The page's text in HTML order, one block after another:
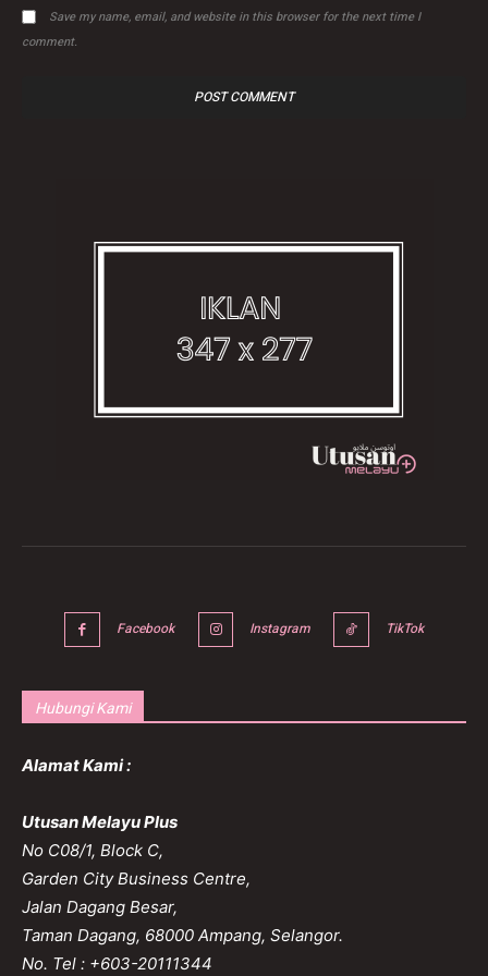
Save my name, email, and website in this browser for the next time I
comment.
Facebook Instagram TikTok
Hubungi Kami
Alamat Kami :
Utusan Melayu Plus
No C08/1, Block C,
Garden City Business Centre,
Jalan Dagang Besar,
Taman Dagang, 68000 Ampang, Selangor.
No. Tel : +603-20111344